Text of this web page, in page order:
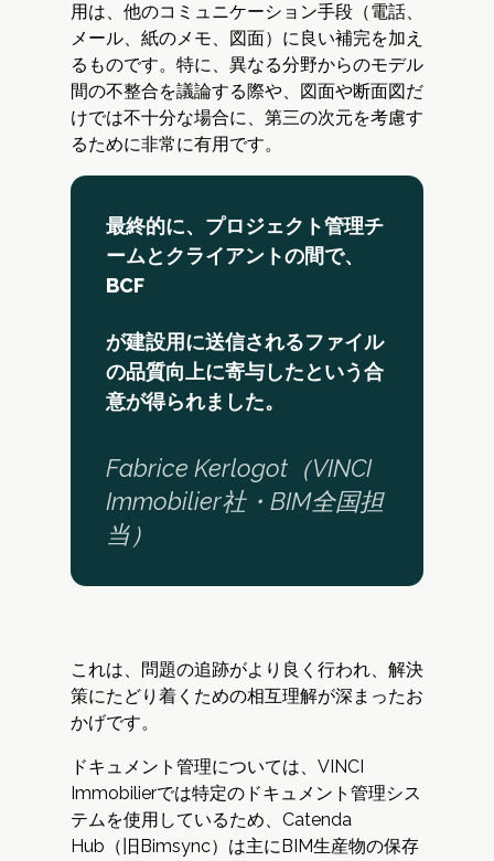
用は、他のコミュニケーション手段（電話、
メール、紙のメモ、図面）に良い補完を加え
るものです。特に、異なる分野からのモデル
間の不整合を議論する際や、図面や断面図だ
けでは不十分な場合に、第三の次元を考慮す
るために非常に有用です。
最終的に、プロジェクト管理チ
ームとクライアントの間で、
BCF
が建設用に送信されるファイル
の品質向上に寄与したという合
意が得られました。
Fabrice Kerlogot（VINCI
Immobilier社・BIM全国担
当）
これは、問題の追跡がより良く行われ、解決
策にたどり着くための相互理解が深まったお
かげです。
ドキュメント管理については、VINCI
Immobilierでは特定のドキュメント管理シス
テムを使用しているため、Catenda
Hub（旧Bimsync）は主にBIM生産物の保存